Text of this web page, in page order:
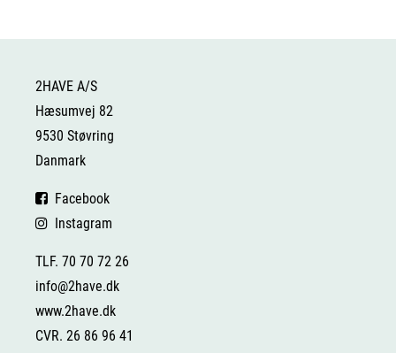
2HAVE A/S
Hæsumvej 82
9530 Støvring
Danmark
Facebook
Instagram
TLF. 70 70 72 26
info@2have.dk
www.2have.dk
CVR. 26 86 96 41